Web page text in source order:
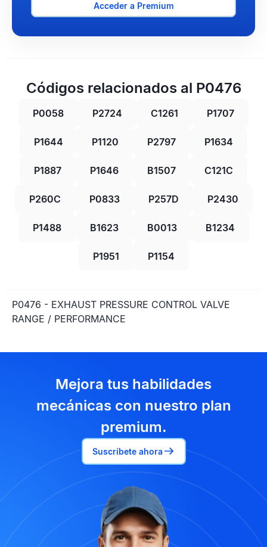
Acceder a Premium
Códigos relacionados al P0476
P0058 P2724 C1261 P1707
P1644 P1120 P2797 P1634
P1887 P1646 B1507 C121C
P260C P0833 P257D P2430
P1488 B1623 B0013 B1234
P1951 P1154
P0476 - EXHAUST PRESSURE CONTROL VALVE
RANGE / PERFORMANCE
Mejora tus habilidades
mecánicas con nuestro plan
premium.
Suscríbete ahora